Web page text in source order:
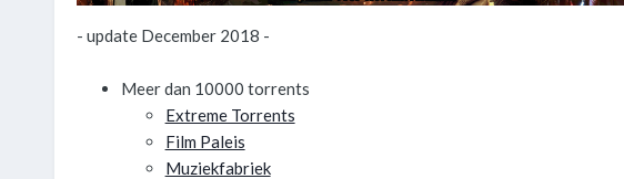
- update December 2018 -
Meer dan 10000 torrents
Extreme Torrents
Film Paleis
Muziekfabriek